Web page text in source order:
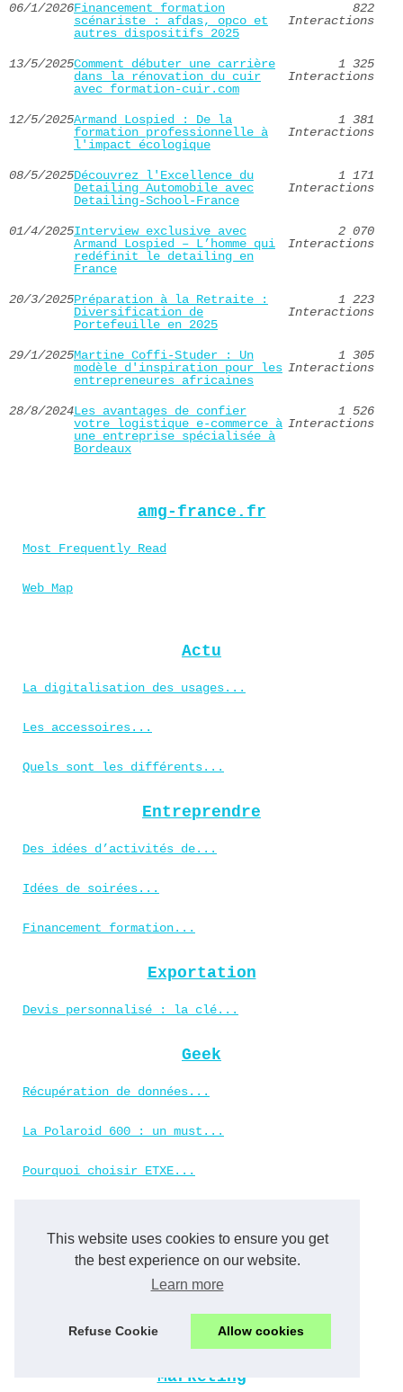
This website uses cookies to ensure you get
the best experience on our website.
Learn more
Refuse Cookie Allow cookies
06/1/2026Financement formation
scénariste : afdas, opco et
autres dispositifs 2025
822
Interactions
13/5/2025Comment débuter une carrière
dans la rénovation du cuir
avec formation-cuir.com
1 325
Interactions
12/5/2025Armand Lospied : De la
formation professionnelle à
l'impact écologique
1 381
Interactions
08/5/2025Découvrez l'Excellence du
Detailing Automobile avec
Detailing-School-France
1 171
Interactions
01/4/2025Interview exclusive avec
Armand Lospied – L’homme qui
redéfinit le detailing en
France
2 070
Interactions
20/3/2025Préparation à la Retraite :
Diversification de
Portefeuille en 2025
1 223
Interactions
29/1/2025Martine Coffi-Studer : Un
modèle d'inspiration pour les
entrepreneures africaines
1 305
Interactions
28/8/2024Les avantages de confier
votre logistique e-commerce à
une entreprise spécialisée à
Bordeaux
1 526
Interactions
amg-france.fr
Most Frequently Read
Web Map
Actu
La digitalisation des usages...
Les accessoires...
Quels sont les différents...
Entreprendre
Des idées d’activités de...
Idées de soirées...
Financement formation...
Exportation
Devis personnalisé : la clé...
Geek
Récupération de données...
La Polaroid 600 : un must...
Pourquoi choisir ETXE...
Application mobile pour les...
Les ambitions de Sidi Mohamed...
Transaction majeure : Sidi...
Marketing